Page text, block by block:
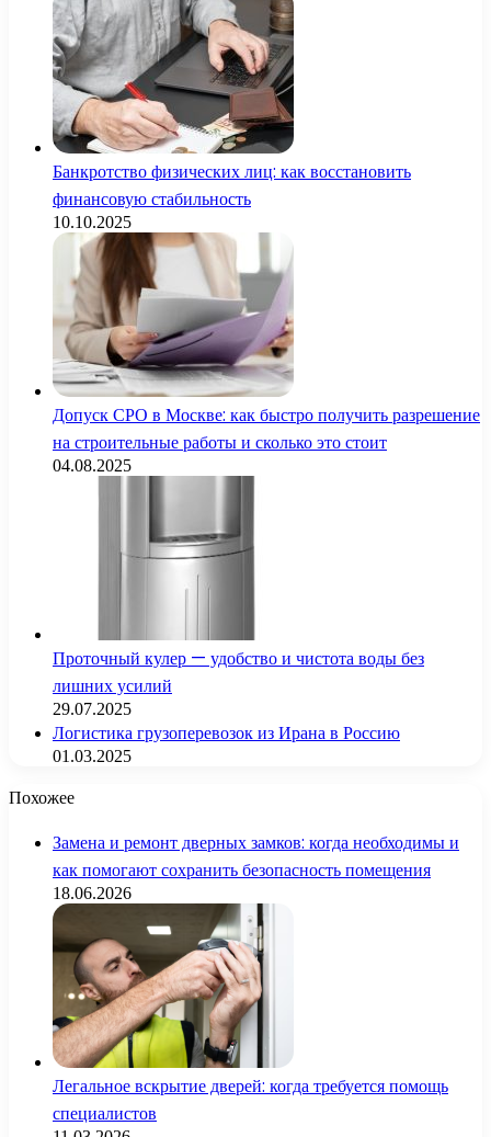
Банкротство физических лиц: как восстановить
финансовую стабильность
10.10.2025
Допуск СРО в Москве: как быстро получить разрешение
на строительные работы и сколько это стоит
04.08.2025
Проточный кулер — удобство и чистота воды без
лишних усилий
29.07.2025
Логистика грузоперевозок из Ирана в Россию
01.03.2025
Похожее
Замена и ремонт дверных замков: когда необходимы и
как помогают сохранить безопасность помещения
18.06.2026
Легальное вскрытие дверей: когда требуется помощь
специалистов